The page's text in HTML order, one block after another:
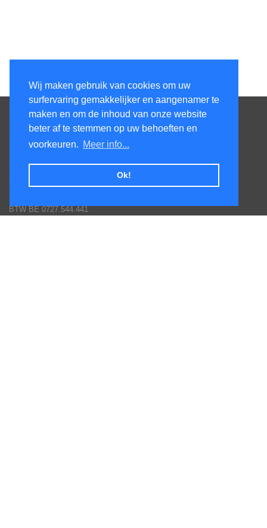
Wij maken gebruik van cookies om uw
surfervaring gemakkelijker en aangenamer te
maken en om de inhoud van onze website
beter af te stemmen op uw behoeften en
voorkeuren. Meer info...
Ok!
Contacteer ons
Honsdonkstraat 25A
3120 Tremelo
Tel. 016/60.93.00 - 0475/620.520
BTW BE 0727.544.441